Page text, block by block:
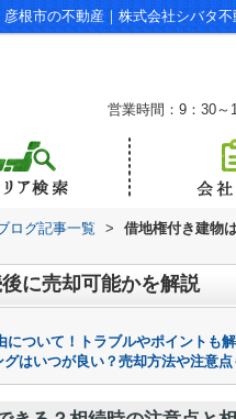
根市の不動産｜株式会社シバタ不
営業時間：9：30～
ログ記事一覧 >
借地権付き建物
に売却可能かを解説
ついて！トラブルやポイントも
はいつが良い？売却方法や注意